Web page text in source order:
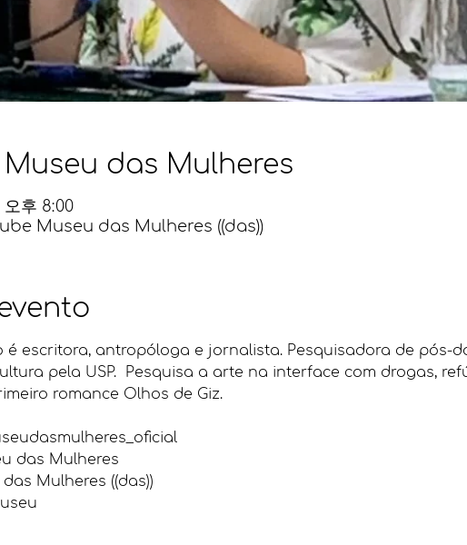
das Mulheres
오후 8:00
Museu das Mulheres ((das))
é escritora, antropóloga e jornalista. Pesquisadora de pós-
pela USP.  Pesquisa a arte na interface com drogas,
romance Olhos de Giz.
das Mulheres
Mulheres ((das))